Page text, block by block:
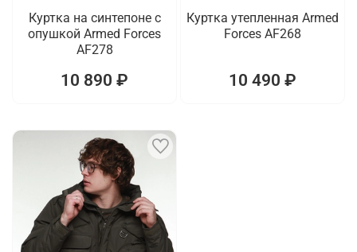
Куртка на синтепоне с
опушкой Armed Forces
AF278
10 890 ₽
Куртка утепленная Armed
Forces AF268
10 490 ₽